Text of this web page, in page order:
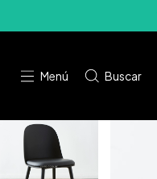
Menú Buscar